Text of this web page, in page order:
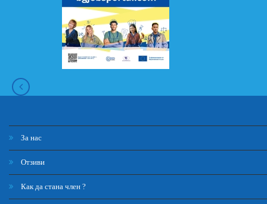
За нас
Отзиви
Как да стана член ?